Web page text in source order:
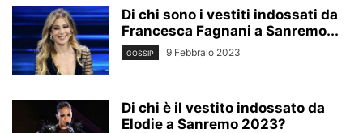
Di chi sono i vestiti indossati da
Francesca Fagnani a Sanremo...
GOSSIP 9 Febbraio 2023
Di chi è il vestito indossato da
Elodie a Sanremo 2023?